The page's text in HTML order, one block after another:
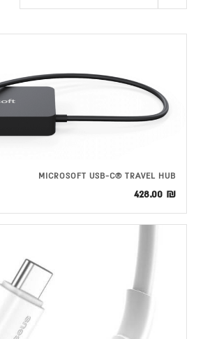
MICROSOFT USB-C® TRAVEL HUB
428.00 ₪